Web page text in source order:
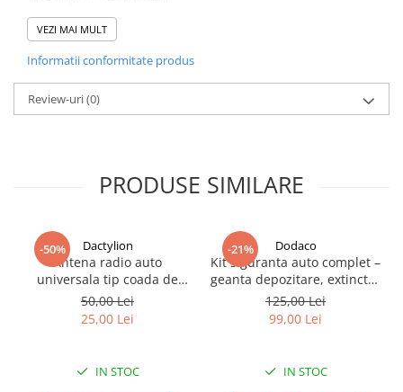
1 prelungitor 1/2 lung
1 prelungitor 1/2 scurt
cutie metalica transport
VEZI MAI MULT
Informatii conformitate produs
Review-uri(0)
PRODUSE SIMILARE
-50% Dactylion
Antena radio auto
universala tip coada de
rechin pentru diverse
modele si marci auto, BMW,
VAG - Negru
50,00 Lei
25,00 Lei
IN STOC
-21% Dodaco
Kit siguranta auto complet –
geanta depozitare, extinctor
spray 1000 ml, 2 triunghiuri
reflectorizante, vesta
reflectorizanta galbena si
obligatoriu pentru
autoturisme
125,00 Lei
99,00 Lei
IN STOC